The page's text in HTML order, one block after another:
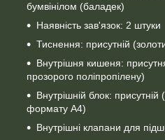
бумвінілом (баладек)
Наявність зав'язок: 2 штуки
Тиснення: присутній
Внутрішня кишеня:
прозорого поліпропілену)
Внутрішній блок: присутній
формату А4)
Внутрішні клапани для